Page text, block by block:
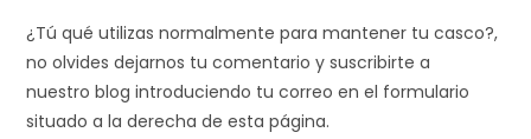
¿Tú qué utilizas normalmente para mantener tu casco?,
no olvides dejarnos tu comentario y suscribirte a
nuestro blog introduciendo tu correo en el formulario
situado a la derecha de esta página.